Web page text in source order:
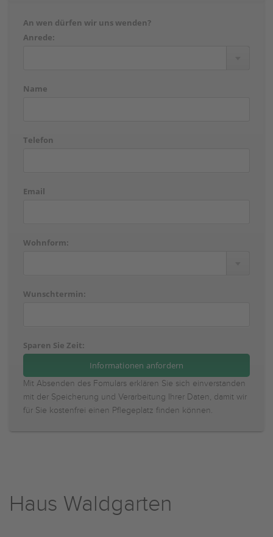
An wen dürfen wir uns wenden?
Anrede:
Name
Telefon
Email
Wohnform:
Wunschtermin:
Sparen Sie Zeit:
Mit Absenden des Fomulars erklären Sie sich einverstanden
mit der Speicherung und Verarbeitung Ihrer Daten, damit wir
für Sie kostenfrei einen Pflegeplatz finden können.
Haus Waldgarten